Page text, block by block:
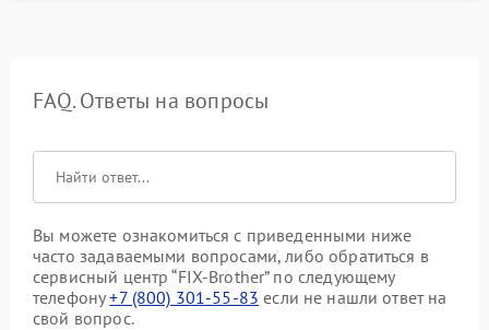
FAQ. Ответы на вопросы
Вы можете ознакомиться с приведенными ниже
часто задаваемыми вопросами, либо обратиться в
сервисный центр “FIX-Brother” по следующему
телефону+7 (800) 301-55-83 если не нашли ответ на
свой вопрос.